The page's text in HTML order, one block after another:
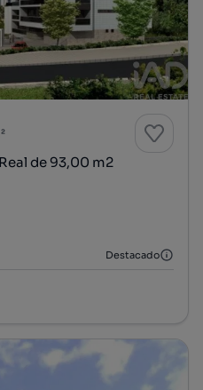
de 93,00 m2
Destacado